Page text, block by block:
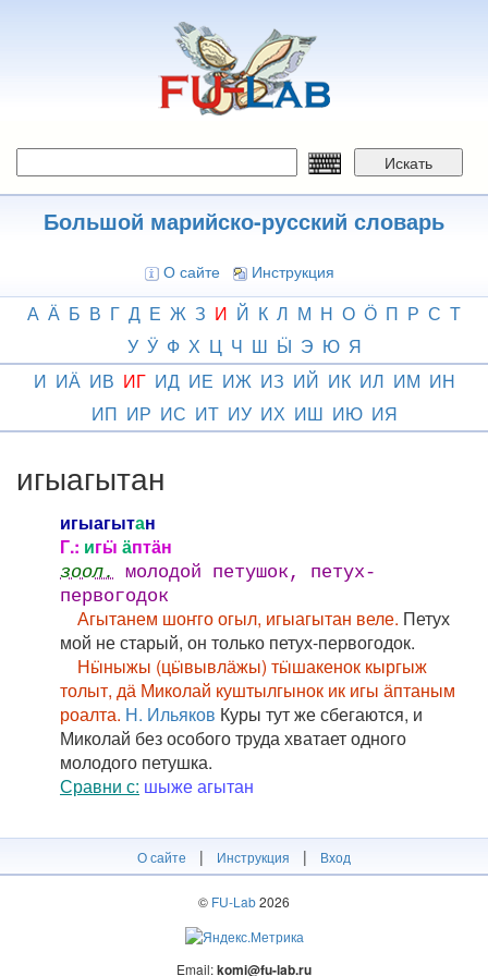
Искать
Большой марийско-русский словарь
О сайте Инструкция
А Ӓ Б В Г Д Е Ж З И Й К Л М Н О Ӧ П Р С Т
У Ӱ Ф Х Ц Ч Ш Ӹ Э Ю Я
И ИӒ ИВ ИГ ИД ИЕ ИЖ ИЗ ИЙ ИК ИЛ ИМ ИН
ИП ИР ИС ИТ ИУ ИХ ИШ ИЮ ИЯ
игыагытан
игыагытан
Г.: игӹ ӓптӓн
зоол. молодой петушок, петух-
первогодок
Агытанем шоҥго огыл, игыагытан веле. Петух
мой не старый, он только петух-первогодок.
Нӹныжы (цӹвывлӓжы) тӹшакенок кыргыж
толыт, дӓ Миколай куштылгынок ик игы ӓптаным
роалта. Н. Ильяков Куры тут же сбегаются, и
Миколай без особого труда хватает одного
молодого петушка.
Сравни с: шыже агытан
О сайте | Инструкция | Вход
© FU-Lab2026
Email:komi@fu-lab.ru